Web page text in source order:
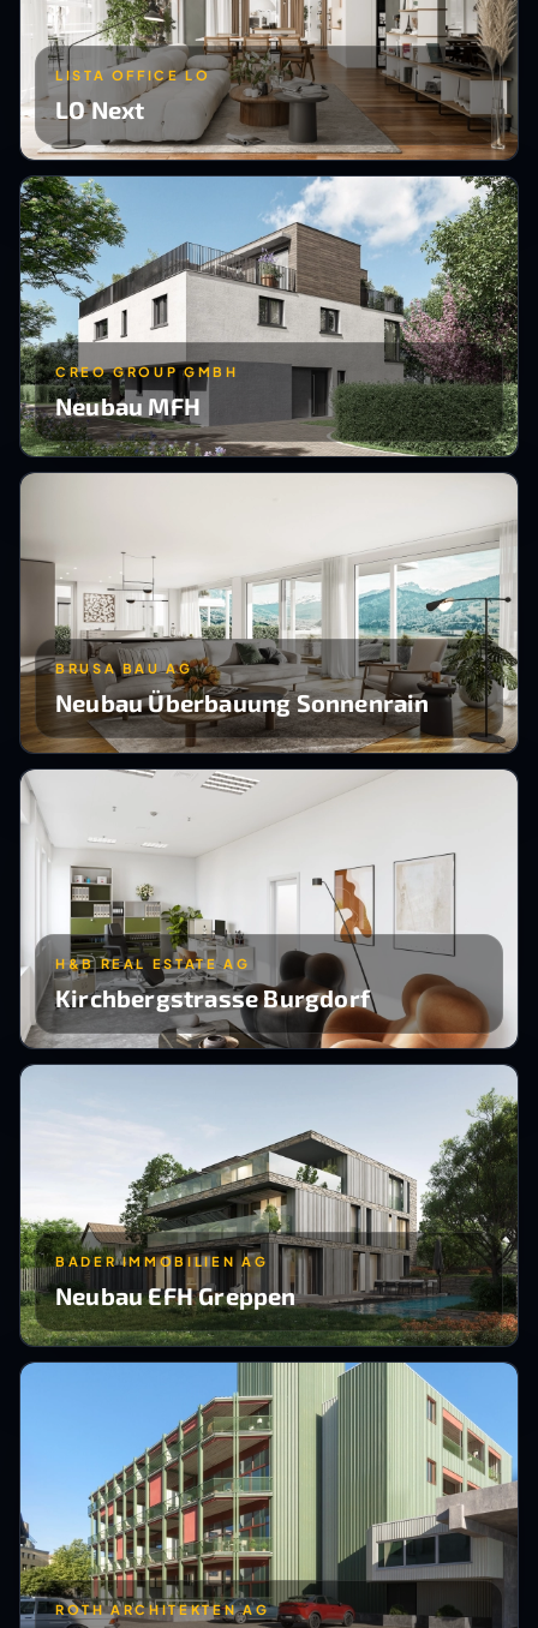
LISTA OFFICE LO
LO Next
CREO GROUP GMBH
Neubau MFH
BRUSA BAU AG
Neubau Überbauung Sonnenrain
H&B REAL ESTATE AG
Kirchbergstrasse Burgdorf
BADER IMMOBILIEN AG
Neubau EFH Greppen
ROTH ARCHITEKTEN AG